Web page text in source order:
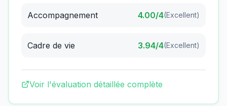
Accompagnement 4.00/4(Excellent)
Cadre de vie 3.94/4(Excellent)
Voir l'évaluation détaillée complète